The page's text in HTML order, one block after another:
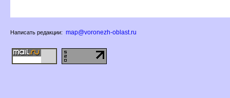
Написать редакции: map@voronezh-oblast.ru